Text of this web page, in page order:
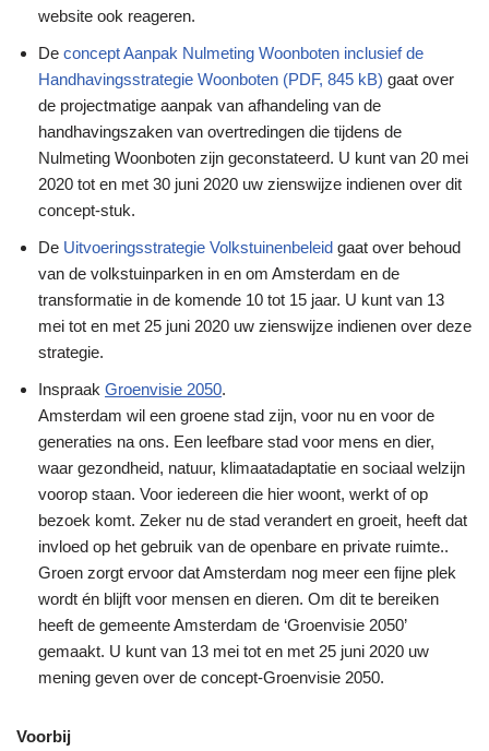
website ook reageren.
De concept Aanpak Nulmeting Woonboten inclusief de
Handhavingsstrategie Woonboten (PDF, 845 kB) gaat over
de projectmatige aanpak van afhandeling van de
handhavingszaken van overtredingen die tijdens de
Nulmeting Woonboten zijn geconstateerd. U kunt van 20 mei
2020 tot en met 30 juni 2020 uw zienswijze indienen over dit
concept-stuk.
De Uitvoeringsstrategie Volkstuinenbeleid gaat over behoud
van de volkstuinparken in en om Amsterdam en de
transformatie in de komende 10 tot 15 jaar. U kunt van 13
mei tot en met 25 juni 2020 uw zienswijze indienen over deze
strategie.
Inspraak Groenvisie 2050.
Amsterdam wil een groene stad zijn, voor nu en voor de
generaties na ons. Een leefbare stad voor mens en dier,
waar gezondheid, natuur, klimaatadaptatie en sociaal welzijn
voorop staan. Voor iedereen die hier woont, werkt of op
bezoek komt. Zeker nu de stad verandert en groeit, heeft dat
invloed op het gebruik van de openbare en private ruimte..
Groen zorgt ervoor dat Amsterdam nog meer een fijne plek
wordt én blijft voor mensen en dieren. Om dit te bereiken
heeft de gemeente Amsterdam de ‘Groenvisie 2050’
gemaakt. U kunt van 13 mei tot en met 25 juni 2020 uw
mening geven over de concept-Groenvisie 2050.
Voorbij